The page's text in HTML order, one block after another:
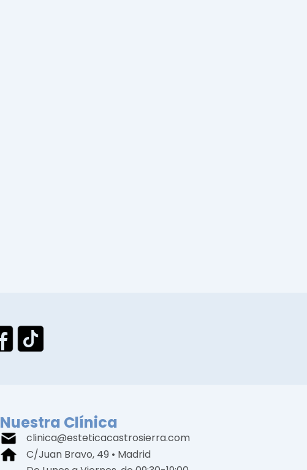
Nuestra Clínica
clinica@esteticacastrosierra.com
C/Juan Bravo, 49 • Madrid